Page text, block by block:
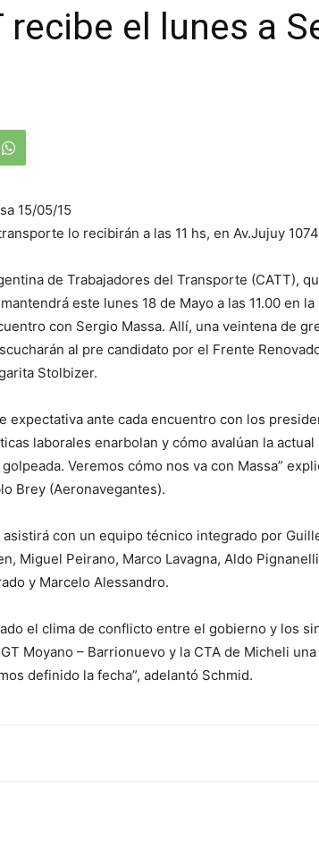
recibe el lunes a
15/05/15
lo recibirán a las 11 hs, en Av.Jujuy 1074
de Trabajadores del Transporte (CATT),
este lunes 18 de Mayo a las 11.00 en
con Sergio Massa. Allí, una veintena de
al pre candidato por el Frente
Stolbizer.
expectativa ante cada encuentro con los
laborales enarbolan y cómo avalúan la
Veremos cómo nos va con Massa”
Brey (Aeronavegantes).
con un equipo técnico integrado por
Miguel Peirano, Marco Lavagna, Aldo
y Marcelo Alessandro.
el clima de conflicto entre el gobierno y los
Moyano – Barrionuevo y la CTA de Micheli
definido la fecha”, adelantó Schmid.